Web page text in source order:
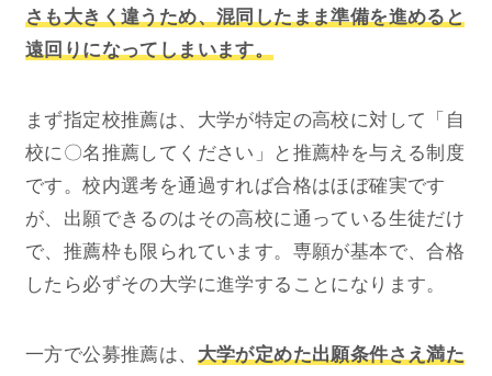
さも大きく違うため、混同したまま準備を進めると
遠回りになってしまいます。
まず指定校推薦は、大学が特定の高校に対して「自
校に〇名推薦してください」と推薦枠を与える制度
です。校内選考を通過すれば合格はほぼ確実です
が、出願できるのはその高校に通っている生徒だけ
で、推薦枠も限られています。専願が基本で、合格
したら必ずその大学に進学することになります。
一方で公募推薦は、 大学が定めた出願条件さえ満た